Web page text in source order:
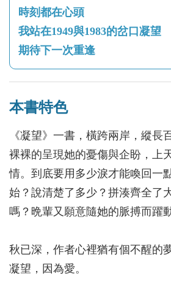
時刻都在心頭
我站在1949與1983的岔口凝望
期待下一次重逢
本書特色
《凝望》一書，橫跨兩岸，縱長
裸裸的呈現她的憂傷與企盼，上
情。到底要用多少淚才能喚回一
始？說清楚了多少？拼湊齊全了
嗎？晩輩又願意隨她的脈搏而躍
秋已深，作者心裡猶有個不醒的
凝望，因為愛。